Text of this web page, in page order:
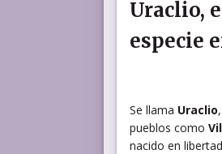
Uraclio,
especie
Se llama Uraclio
pueblos como
nacido en